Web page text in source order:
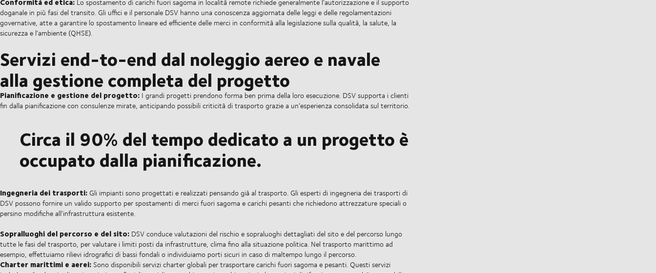
Lo spostamento di carichi fuori sagoma in località remote richiede generalmente l'autorizzazione e il supporto
doganale in più fasi del transito. Gli uffici e il personale DSV hanno una conoscenza aggiornata delle leggi e delle regolamentazioni
governative, atte a garantire lo spostamento lineare ed efficiente delle merci in conformità alla legislazione sulla qualità, la salute, la
sicurezza e l'ambiente (QHSE).
Servizi end-to-end dal noleggio aereo e navale
alla gestione completa del progetto
Pianificazione e gestione del progetto: I grandi progetti prendono forma ben prima della loro esecuzione. DSV supporta i clienti
fin dalla pianificazione con consulenze mirate, anticipando possibili criticità di trasporto grazie a un’esperienza consolidata sul territorio.
Circa il 90% del tempo dedicato a un progetto è
occupato dalla pianificazione.
Ingegneria dei trasporti:Gli impianti sono progettati e realizzati pensando già al trasporto. Gli esperti di ingegneria dei trasporti di
DSV possono fornire un valido supporto per spostamenti di merci fuori sagoma e carichi pesanti che richiedono attrezzature speciali o
persino modifiche all'infrastruttura esistente.
Sopralluoghi del percorso e del sito: DSV conduce valutazioni del rischio e sopraluoghi dettagliati del sito e del percorso lungo
tutte le fasi del trasporto, per valutare i limiti posti da infrastrutture, clima fino alla situazione politica. Nel trasporto marittimo ad
esempio, effettuiamo rilievi idrografici di bassi fondali o individuiamo porti sicuri in caso di maltempo lungo il percorso.
Charter marittimi e aerei: Sono disponibili servizi charter globali per trasportare carichi fuori sagoma e pesanti. Questi servizi